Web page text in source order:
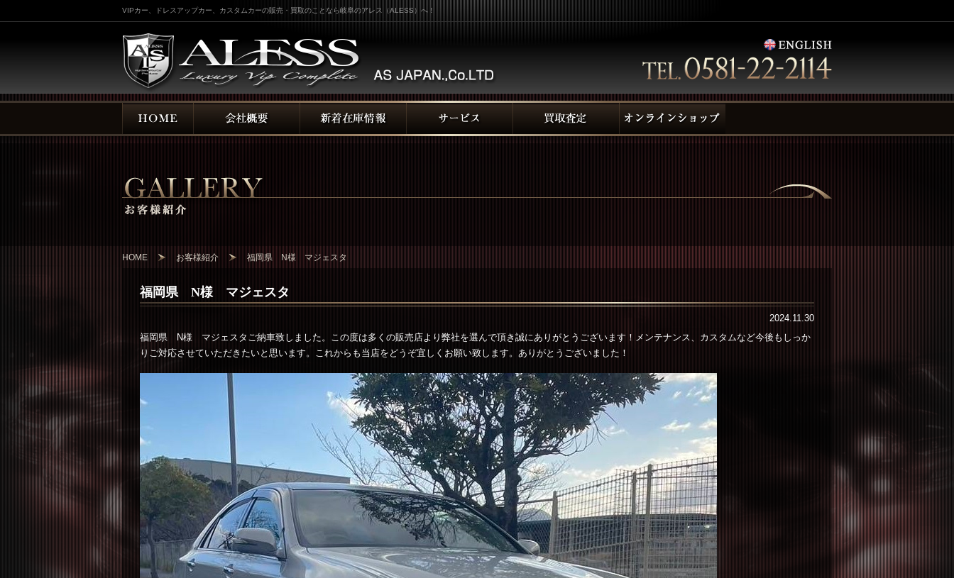
VIPカー、ドレスアップカー、カスタムカーの販売・買取のことなら岐阜のアレス（ALESS）へ！
HOME お客様紹介 福岡県 N様 マジェスタ
福岡県 N様 マジェスタ
2024.11.30
福岡県 N様 マジェスタご納車致しました。この度は多くの販売店より弊社を選んで頂き誠にありがとうございます！メンテナンス、カスタムなど今後もしっか
りご対応させていただきたいと思います。これからも当店をどうぞ宜しくお願い致します。ありがとうございました！